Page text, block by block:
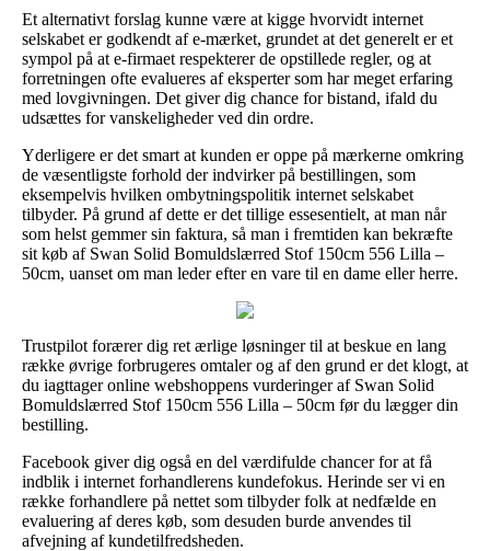
Et alternativt forslag kunne være at kigge hvorvidt internet
selskabet er godkendt af e-mærket, grundet at det generelt er et
sympol på at e-firmaet respekterer de opstillede regler, og at
forretningen ofte evalueres af eksperter som har meget erfaring
med lovgivningen. Det giver dig chance for bistand, ifald du
udsættes for vanskeligheder ved din ordre.
Yderligere er det smart at kunden er oppe på mærkerne omkring
de væsentligste forhold der indvirker på bestillingen, som
eksempelvis hvilken ombytningspolitik internet selskabet
tilbyder. På grund af dette er det tillige essesentielt, at man når
som helst gemmer sin faktura, så man i fremtiden kan bekræfte
sit køb af Swan Solid Bomuldslærred Stof 150cm 556 Lilla –
50cm, uanset om man leder efter en vare til en dame eller herre.
Trustpilot forærer dig ret ærlige løsninger til at beskue en lang
række øvrige forbrugeres omtaler og af den grund er det klogt, at
du iagttager online webshoppens vurderinger af Swan Solid
Bomuldslærred Stof 150cm 556 Lilla – 50cm før du lægger din
bestilling.
Facebook giver dig også en del værdifulde chancer for at få
indblik i internet forhandlerens kundefokus. Herinde ser vi en
række forhandlere på nettet som tilbyder folk at nedfælde en
evaluering af deres køb, som desuden burde anvendes til
afvejning af kundetilfredsheden.